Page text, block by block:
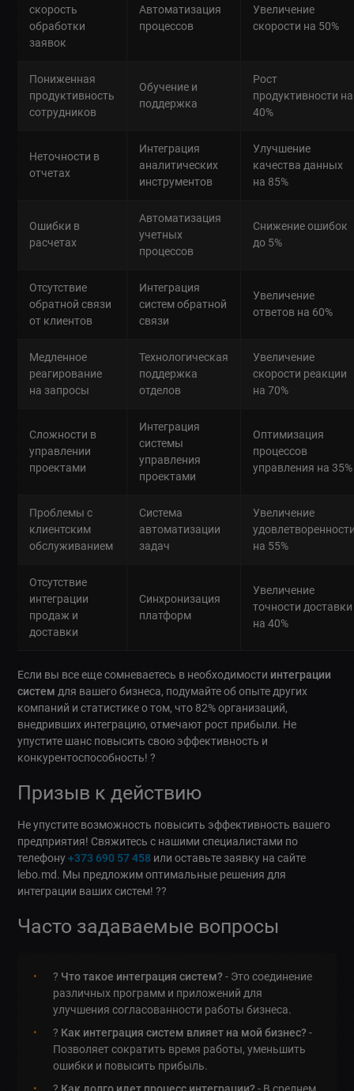
скорость
обработки
заявок
Автоматизация
процессов
Увеличение
скорости на 50%
Пониженная
продуктивность
сотрудников
Обучение и
поддержка
Рост
продуктивности на
40%
Неточности в
отчетах
Интеграция
аналитических
инструментов
Улучшение
качества данных
на 85%
Ошибки в
расчетах
Автоматизация
учетных
процессов
Снижение ошибок
до 5%
Отсутствие
обратной связи
от клиентов
Интеграция
систем обратной
связи
Увеличение
ответов на 60%
Медленное
реагирование
на запросы
Технологическая
поддержка
отделов
Увеличение
скорости реакции
на 70%
Сложности в
управлении
проектами
Интеграция
системы
управления
проектами
Оптимизация
процессов
управления на 35%
Проблемы с
клиентским
обслуживанием
Система
автоматизации
задач
Увеличение
на 55%
Отсутствие
интеграции
продаж и
доставки
Синхронизация
платформ
Увеличение
точности доставки
на 40%
Если вы все еще сомневаетесь в необходимости интеграции
систем для вашего бизнеса, подумайте об опыте других
компаний и статистике о том, что 82% организаций,
внедривших интеграцию, отмечают рост прибыли. Не
упустите шанс повысить свою эффективность и
конкурентоспособность! ?
Призыв к действию
Не упустите возможность повысить эффективность вашего
предприятия! Свяжитесь с нашими специалистами по
телефону+373 690 57 458 или оставьте заявку на сайте
lebo.md. Мы предложим оптимальные решения для
интеграции ваших систем! ??
Часто задаваемые вопросы
? Что такое интеграция систем?- Это соединение
различных программ и приложений для
улучшения согласованности работы бизнеса.
?️ Как интеграция систем влияет на мой бизнес?-
Позволяет сократить время работы, уменьшить
ошибки и повысить прибыль.